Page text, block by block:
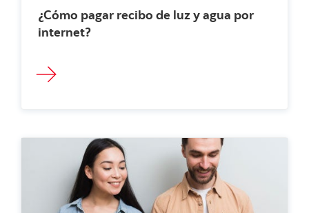
¿Cómo pagar recibo de luz y agua por
internet?